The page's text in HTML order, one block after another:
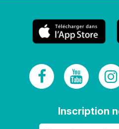
Inscription